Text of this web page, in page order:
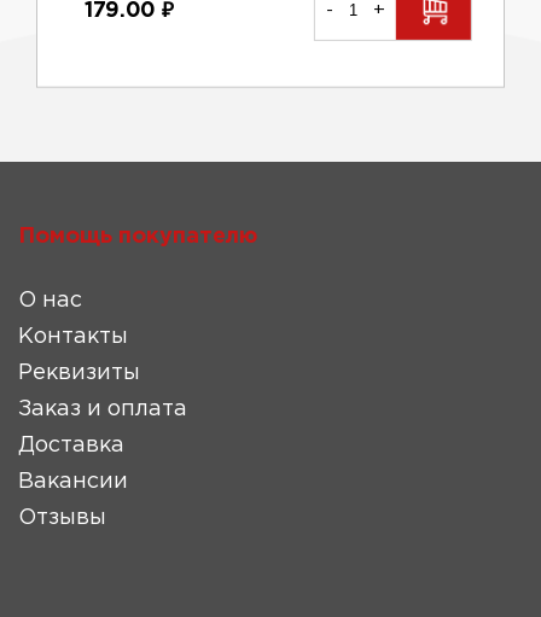
179.00 ₽ - +
Помощь покупателю
О нас
Контакты
Реквизиты
Заказ и оплата
Доставка
Вакансии
Отзывы